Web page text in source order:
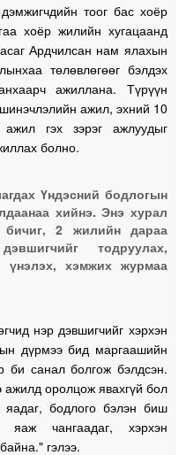
тоог бас хоёр
хоёр жилийн хугацаанд
Ардчилсан нам ялахын
төлөвлөгөөг бэлдэх
ажиллана. Түрүүн
ажил, эхний 10
гэх зэрэг ажлуудыг
болно.
Үндэсний бодлогын
хийнэ. Энэ хурал
2 жилийн дараа
тодруулах,
үнэлэх, хэмжих журмаа
нэр дэвшигчийг хэрхэн
дүрмээ бид маргаашийн
би санал болгож бэлдсэн.
оролцож явахгүй бол
яадаг, бодлого бэлэн биш
чангаадаг, хэрхэн
гэлээ.